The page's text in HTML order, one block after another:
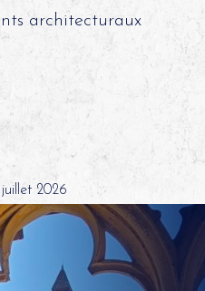
architecturaux
2026